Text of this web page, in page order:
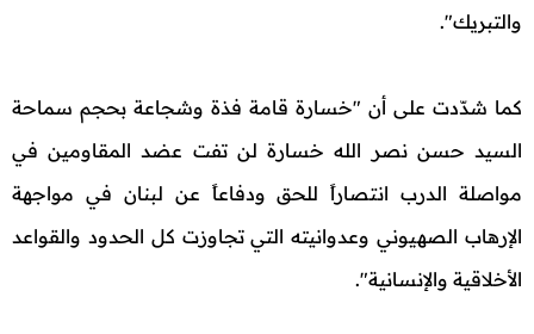
والتبريك".
كما شدّدت على أن "خسارة قامة فذة وشجاعة بحجم سماحة
السيد حسن نصر الله خسارة لن تفت عضد المقاومين في
مواصلة الدرب انتصاراً للحق ودفاعاً عن لبنان في مواجهة
الإرهاب الصهيوني وعدوانيته التي تجاوزت كل الحدود والقواعد
الأخلاقية والإنسانية".